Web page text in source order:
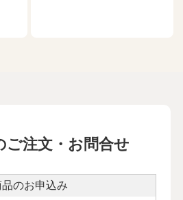
ご注文・お問合せ
品のお申込み